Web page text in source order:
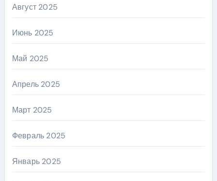
Август 2025
Июнь 2025
Май 2025
Апрель 2025
Март 2025
Февраль 2025
Январь 2025